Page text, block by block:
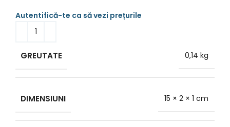
GREUTATE 0,14 kg
DIMENSIUNI 15 × 2 × 1 cm